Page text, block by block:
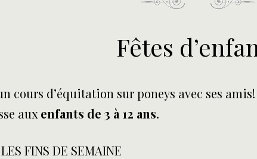
Fêtes
cours d’équitation sur poneys avec ses
aux enfants de 3 à 12 ans.
FINS DE SEMAINE